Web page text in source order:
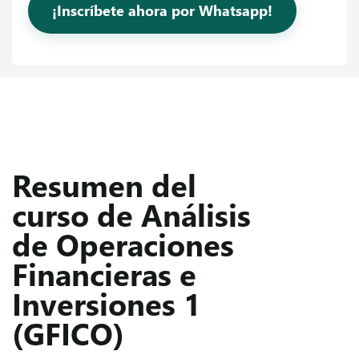
¡Inscríbete ahora por Whatsapp!
Resumen del
curso de Análisis
de Operaciones
Financieras e
Inversiones 1
(GFICO)